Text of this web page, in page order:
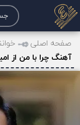
صفحه اصلی
آهنگ چرا با من از